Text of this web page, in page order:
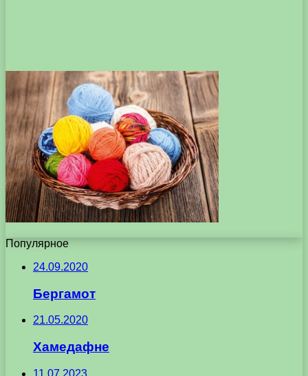
Популярное
24.09.2020
Бергамот
21.05.2020
Хамедафне
11.07.2023